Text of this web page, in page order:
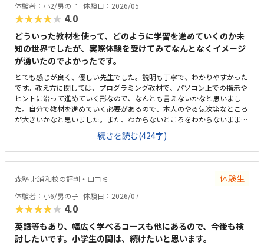
がありましたが、このシートのおかげで成長の道筋が具体的にイメージで
き、安心して通わせることができています。教室までは車で10分ほどかか
周辺は大通りで交通量が多く、路上での一時的な乗り降りが難しいため、
毎回専用駐車場に入れる必要があります。少し手間には感じますが、安全
面を考えると仕方がない部分でもあり、安心して送り迎えができる環境だ
と思っています。教室内は全体的にきれいに整っており、落ち着いた雰囲
気で学べる環境だと感じました。設備もきちんと手入れされていて、パソ
コンや机まわりも清潔に保たれているため、子どもが安心して集中できる
空間になっています。初めてのプログラミング学習でも不安なく取り組め
る環境が整っている点は、とても良い印象でした。教室の割引制度がある
ことで助かってはいますが、正規料金だけを見るとやはり高いと感じてい
ます。今は割引があるから続けられていますが、もしこの制度がなくなっ
ると景品と交換できる仕組みになっているため、子どもも毎回楽しみにし
ともなく、安心して続けられています。上記でお話したとおり、教室の雰
囲気や指導の進め方、独自の取り組みなど、総合的に満足しています。子
今後もこのまま安心して続けられればと思っています。
体験者：小2/男の子 体験日：2026/05
★★★★★ 4.0
どういった教材を使って、どのように学習を進めていくのか未
知の世界でしたが、実際体験を受けてみてなんとなくイメージ
が湧いたのでよかったです。
とても感じが良く、優しい先生でした。説明も丁寧で、わかりやすかった
です。教え方に関しては、プログラミング教材で、パソコン上での指示や
ヒントに沿って進めていく形なので、なんとも言えないかなと思いまし
た。自分で教材を進めていく必要があるので、本人のやる気次第なところ
が大きいかなと思いました。また、わからないところをわからないまま適
当に進めず、きちんと質問し、確認しながらできるかどうかが懸念点で
す。家から近く、徒歩で子ども1人でも通わせることができそうなので、
そこは魅力的だなと思いました。こじんまりとした教室ですが、机や椅子
は綺麗でした。余計なものが置かれていないので勉強に集中できそうな環
ソコンとその中にある教材を使用するため、高くなってしまうのは仕方な
いかなとも思います。マイクラが使われているということで子どもが興味
を持っていました。遊び感覚で学んでいけるのは良いと思います。
続きを読む(424字)
森塾 北浦和校の評判・口コミ 体験生
体験者：小6/男の子 体験日：2026/07
★★★★★ 4.0
英語等もあり、幅広く学べるコースも他にあるので、今後も検
討したいです。小学生の間は、続けたいと思います。